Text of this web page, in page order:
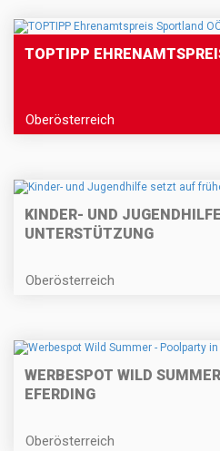
TOPTIPP
Oberösterreich
KINDER- UND
UNTERSTÜTZUNG
Oberösterreich
WERBESPOT WILD
EFERDING
Oberösterreich